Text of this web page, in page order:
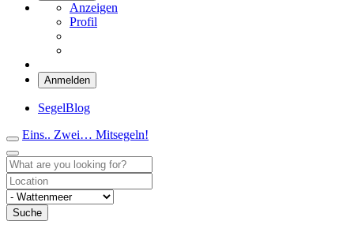
Anzeigen
Profil
Anmelden
SegelBlog
Eins.. Zwei… Mitsegeln!
Suche